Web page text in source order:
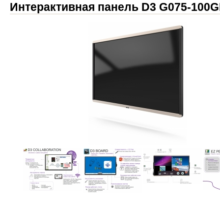
Интерактивная панель D3 G075-